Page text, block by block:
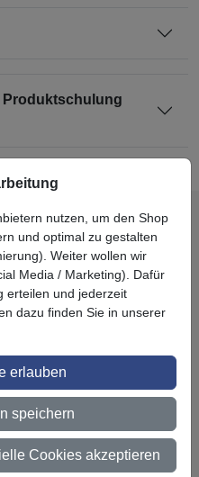
Produktschulung
(7)
5.0
18.02.2019
nutzen, um den Shop
und optimal zu gestalten
Weiter wollen wir
Media / Marketing). Dafür
erteilen und jederzeit
dazu finden Sie in unserer
erlauben
speichern
Cookies akzeptieren